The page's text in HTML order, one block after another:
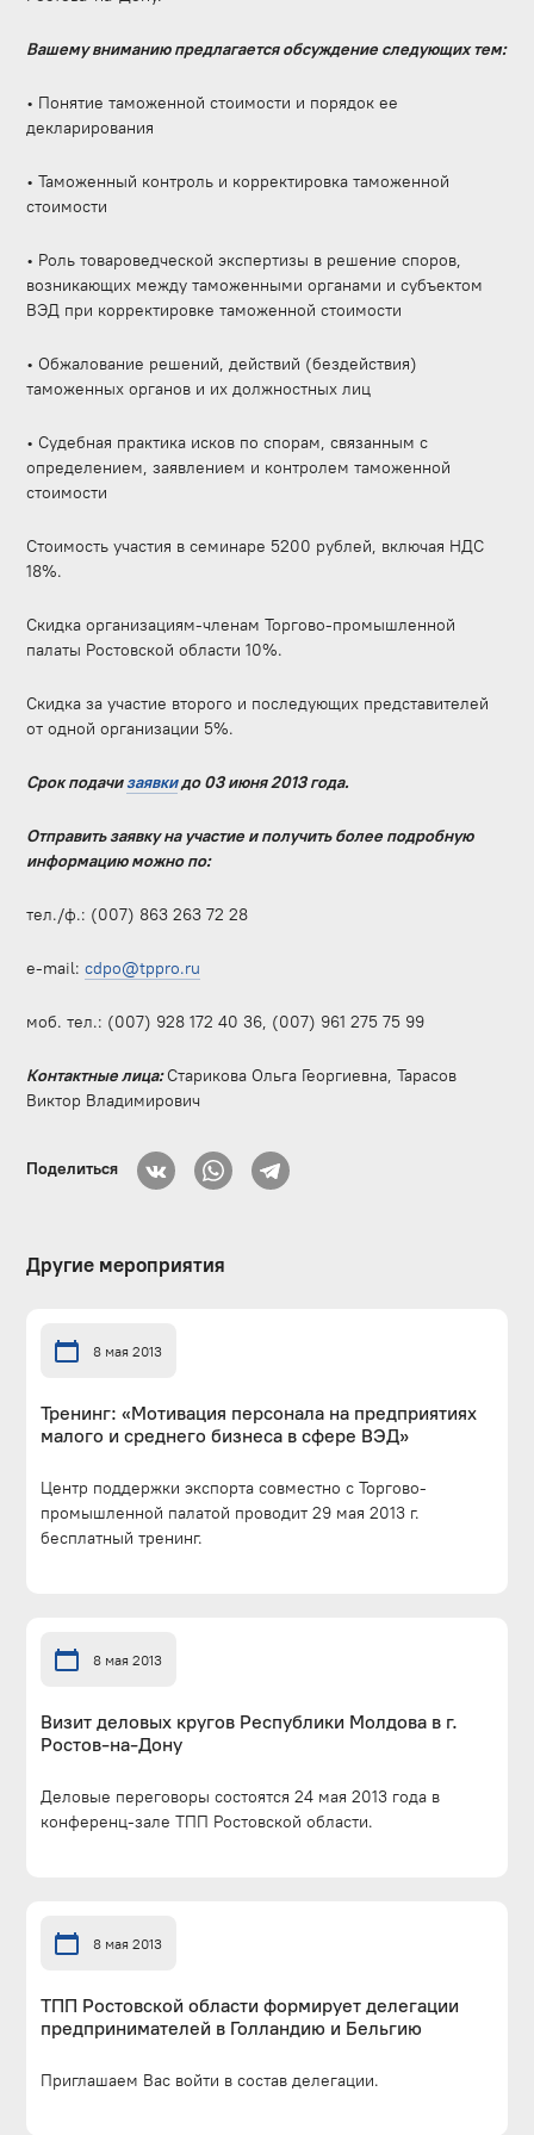
Вашему вниманию предлагается обсуждение следующих тем:
• Понятие таможенной стоимости и порядок ее
декларирования
• Таможенный контроль и корректировка таможенной
стоимости
• Роль товароведческой экспертизы в решение споров,
возникающих между таможенными органами и субъектом
ВЭД при корректировке таможенной стоимости
• Обжалование решений, действий (бездействия)
таможенных органов и их должностных лиц
• Судебная практика исков по спорам, связанным с
определением, заявлением и контролем таможенной
стоимости
Стоимость участия в семинаре 5200 рублей, включая НДС
18%.
Скидка организациям-членам Торгово-промышленной
палаты Ростовской области 10%.
Скидка за участие второго и последующих представителей
от одной организации 5%.
Срок подачизаявкидо 03 июня 2013 года.
Отправить заявку на участие и получить более подробную
информацию можно по:
тел./ф.: (007) 863 263 72 28
e-mail:cdpo@tppro.ru
моб. тел.: (007) 928 172 40 36, (007) 961 275 75 99
Контактные лица:Старикова Ольга Георгиевна, Тарасов
Виктор Владимирович
Поделиться
Другие мероприятия
8 мая 2013
Тренинг: «Мотивация персонала на предприятиях
малого и среднего бизнеса в сфере ВЭД»
Центр поддержки экспорта совместно с Торгово-
промышленной палатой проводит 29 мая 2013 г.
бесплатный тренинг.
8 мая 2013
Визит деловых кругов Республики Молдова в г.
Ростов-на-Дону
Деловые переговоры состоятся 24 мая 2013 года в
конференц-зале ТПП Ростовской области.
8 мая 2013
ТПП Ростовской области формирует делегации
предпринимателей в Голландию и Бельгию
Приглашаем Вас войти в состав делегации.